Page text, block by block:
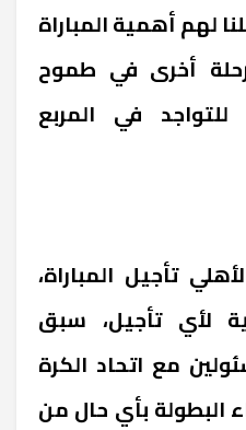
لهم أهمية المباراة
أخرى في طموح
في المربع
تأجيل المباراة،
لأي تأجيل، سبق
مع اتحاد الكرة
البطولة بأي حال من